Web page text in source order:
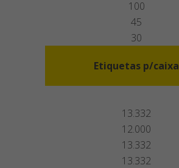
100
45
30
Etiquetas p/caixa
13.332
12.000
13.332
13.332